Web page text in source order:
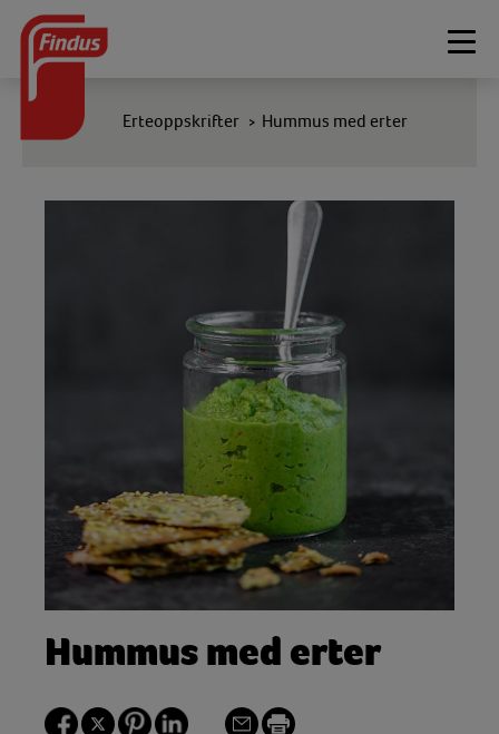
Erteoppskrifter > Hummus med erter
Hummus med erter